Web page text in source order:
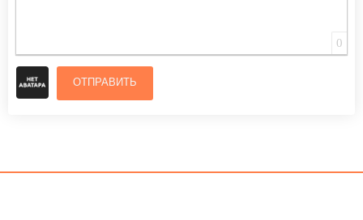
0
ОТПРАВИТЬ